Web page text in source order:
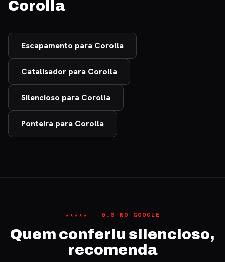
Corolla
Escapamento para Corolla
Catalisador para Corolla
Silencioso para Corolla
Ponteira para Corolla
★★★★★ 5,0 NO GOOGLE
Quem conferiu silencioso,
recomenda